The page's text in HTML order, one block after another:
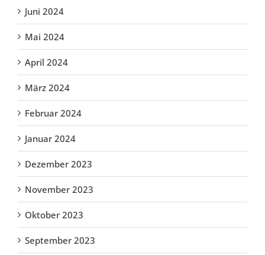
Juni 2024
Mai 2024
April 2024
März 2024
Februar 2024
Januar 2024
Dezember 2023
November 2023
Oktober 2023
September 2023